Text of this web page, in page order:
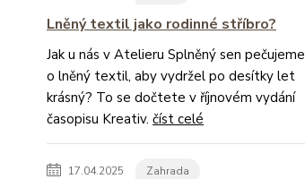
Lněný textil jako rodinné stříbro?
Jak u nás v Atelieru Splněný sen pečujeme
o lněný textil, aby vydržel po desítky let
krásný? To se dočtete v říjnovém vydání
časopisu Kreativ. číst celé
17.04.2025 Zahrada